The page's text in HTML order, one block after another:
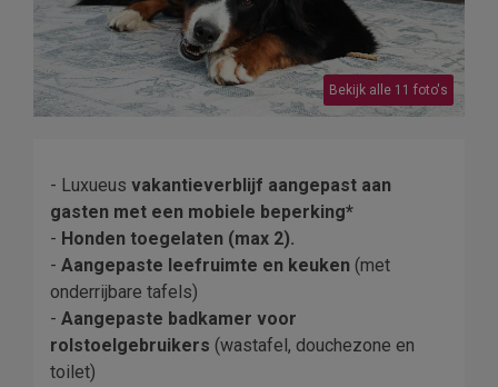
Bekijk alle 11 foto's
- Luxueus vakantieverblijf aangepast aan
gasten met een mobiele beperking*
- Honden toegelaten (max 2).
- Aangepaste leefruimte en keuken (met
onderrijbare tafels)
- Aangepaste badkamer voor
rolstoelgebruikers (wastafel, douchezone en
toilet)